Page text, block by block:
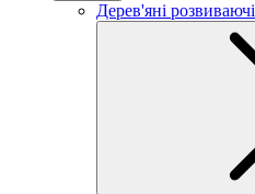
Дерев'яні